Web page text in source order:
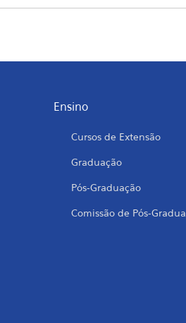
Ensino
Cursos de Extensão
Graduação
Pós-Graduação
Comissão de Pós-